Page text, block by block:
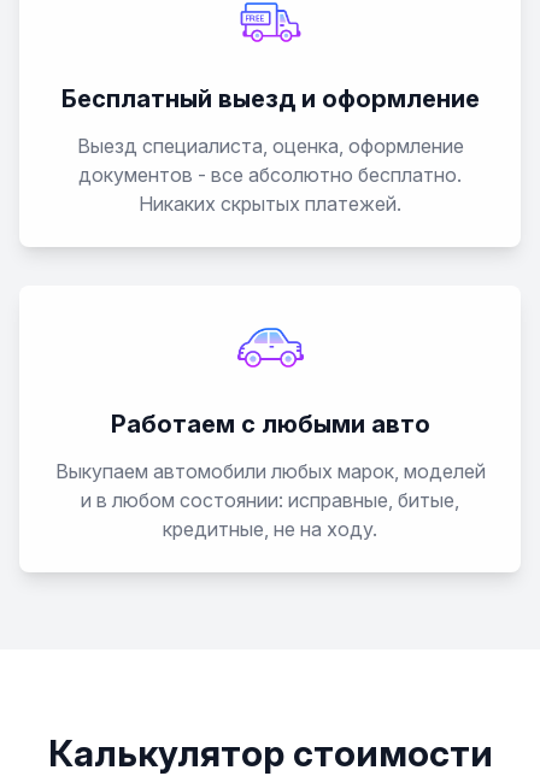
Бесплатный выезд и оформление
Выезд специалиста, оценка, оформление
документов - все абсолютно бесплатно.
Никаких скрытых платежей.
Работаем с любыми авто
Выкупаем автомобили любых марок, моделей
и в любом состоянии: исправные, битые,
кредитные, не на ходу.
Калькулятор стоимости